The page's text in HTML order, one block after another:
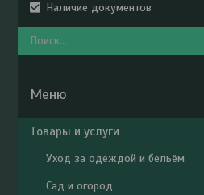
Наличие документов
Товары и услуги
Уход за одеждой и бельём
Сад и огород